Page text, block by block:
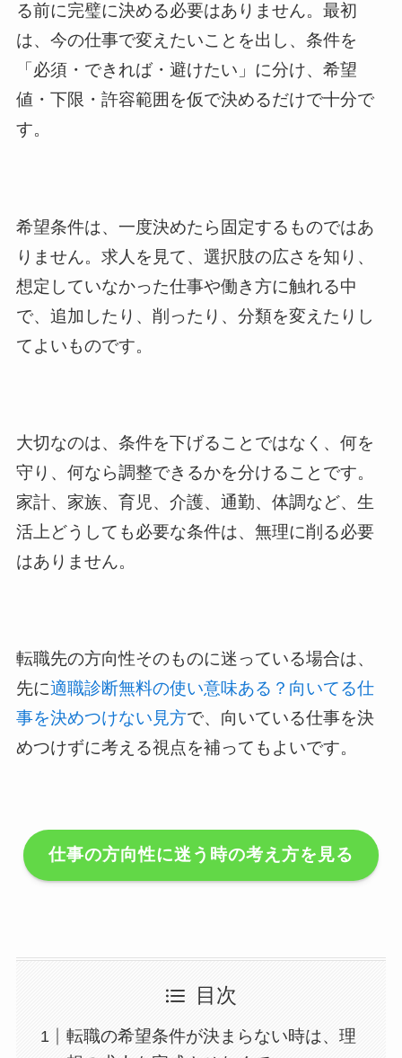
る前に完璧に決める必要はありません。最初
は、今の仕事で変えたいことを出し、条件を
「必須・できれば・避けたい」に分け、希望
値・下限・許容範囲を仮で決めるだけで十分で
す。
希望条件は、一度決めたら固定するものではあ
りません。求人を見て、選択肢の広さを知り、
想定していなかった仕事や働き方に触れる中
で、追加したり、削ったり、分類を変えたりし
てよいものです。
大切なのは、条件を下げることではなく、何を
守り、何なら調整できるかを分けることです。
家計、家族、育児、介護、通勤、体調など、生
活上どうしても必要な条件は、無理に削る必要
はありません。
転職先の方向性そのものに迷っている場合は、
先に適職診断無料の使い意味ある？向いてる仕
事を決めつけない見方で、向いている仕事を決
めつけずに考える視点を補ってもよいです。
仕事の方向性に迷う時の考え方を見る
目次
転職の希望条件が決まらない時は、理